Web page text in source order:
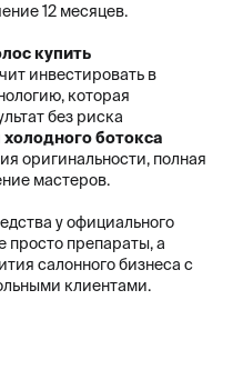
12 месяцев.
купить
инвестировать в
которая
без риска
холодного ботокса
оригинальности, полная
мастеров.
у официального
просто препараты, а
салонного бизнеса с
клиентами.